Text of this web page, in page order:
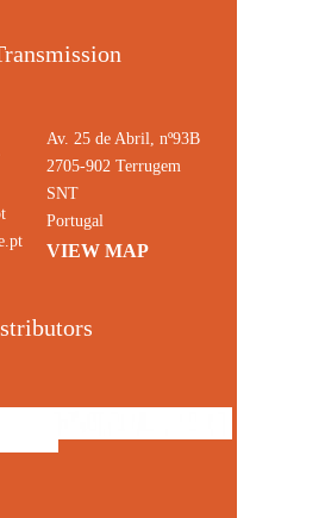
Av. 25 de Abril, nº93B
2705-902 Terrugem
SNT
Portugal
VIEW MAP